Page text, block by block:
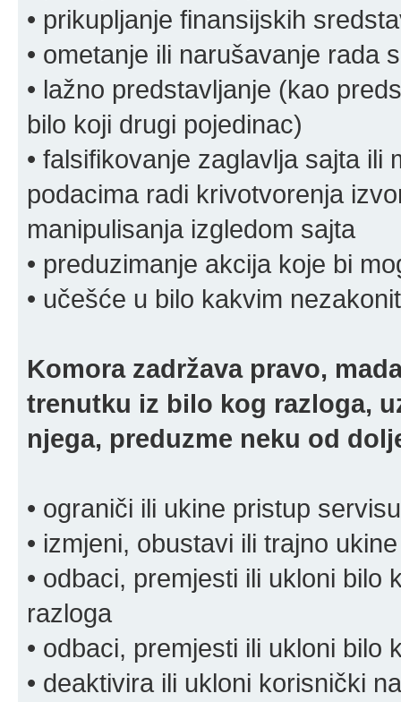
• prikupljanje finansijskih
• ometanje ili narušavanje rada
• lažno predstavljanje (kao
bilo koji drugi pojedinac)
• falsifikovanje zaglavlja sajta ili
podacima radi krivotvorenja
manipulisanja izgledom sajta
• preduzimanje akcija koje bi
• učešće u bilo kakvim
Komora zadržava pravo,
trenutku iz bilo kog razloga,
njega, preduzme neku od
• ograniči ili ukine pristup servisu
• izmjeni, obustavi ili trajno
• odbaci, premjesti ili ukloni bilo
razloga
• odbaci, premjesti ili ukloni bilo
• deaktivira ili ukloni korisnički